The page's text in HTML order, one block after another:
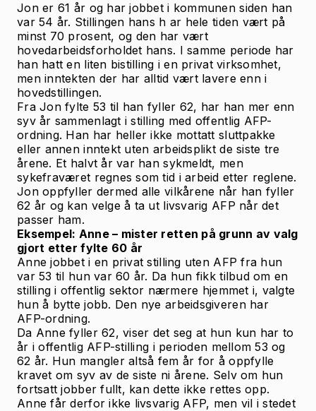
Jon er 61 år og har jobbet i kommunen siden han
var 54 år. Stillingen hans h ar hele tiden vært på
minst 70 prosent, og den har vært
hovedarbeidsforholdet hans. I samme periode har
han hatt en liten bistilling i en privat virksomhet,
men inntekten der har alltid vært lavere enn i
hovedstillingen.
Fra Jon fylte 53 til han fyller 62, har han mer enn
syv år sammenlagt i stilling med offentlig AFP-
ordning. Han har heller ikke mottatt sluttpakke
eller annen inntekt uten arbeidsplikt de siste tre
årene. Et halvt år var han sykmeldt, men
sykefraværet regnes som tid i arbeid etter reglene.
Jon oppfyller dermed alle vilkårene når han fyller
62 år og kan velge å ta ut livsvarig AFP når det
passer ham.
Eksempel: Anne – mister retten på grunn av valg
gjort etter fylte 60 år
Anne jobbet i en privat stilling uten AFP fra hun
var 53 til hun var 60 år. Da hun fikk tilbud om en
stilling i offentlig sektor nærmere hjemmet i, valgte
hun å bytte jobb. Den nye arbeidsgiveren har
AFP-ordning.
Da Anne fyller 62, viser det seg at hun kun har to
år i offentlig AFP-stilling i perioden mellom 53 og
62 år. Hun mangler altså fem år for å oppfylle
kravet om syv av de siste ni årene. Selv om hun
fortsatt jobber fullt, kan dette ikke rettes opp.
Anne får derfor ikke livsvarig AFP, men vil i stedet